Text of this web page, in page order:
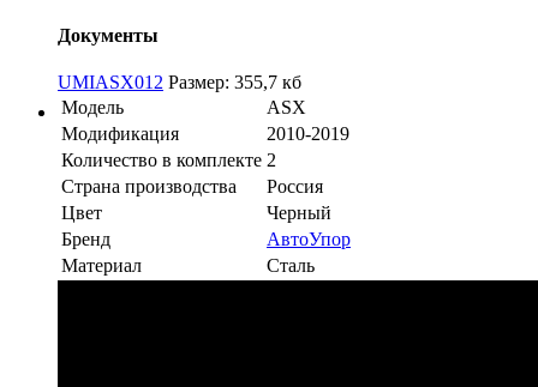
Документы
UMIASX012 Размер: 355,7 кб
Модель
ASX
Модификация
2010-2019
Количество в комплекте 2
Страна производства
Россия
Цвет
Черный
Бренд
АвтоУпор
Материал
Сталь